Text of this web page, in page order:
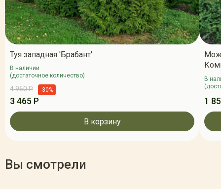
Туя западная 'Брабант'
В наличии
(достаточное количество)
4 950 Р -30%
3 465 Р
В корзину
В
1
Вы смотрели